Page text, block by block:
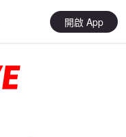
開啟 App